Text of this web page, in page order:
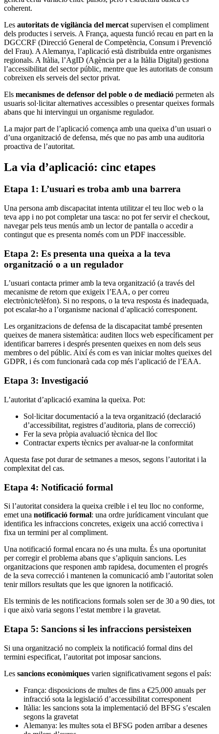
coherent.
Les autoritats de vigilància del mercatsupervisen el compliment
dels productes i serveis. A França, aquesta funció recau en part en la
DGCCRF (Direcció General de Competència, Consum i Prevenció
del Frau). A Alemanya, l’aplicació està distribuïda entre organismes
regionals. A Itàlia, l’AgID (Agència per a la Itàlia Digital) gestiona
l’accessibilitat del sector públic, mentre que les autoritats de consum
cobreixen els serveis del sector privat.
Els mecanismes de defensor del poble o de mediació permeten als
usuaris sol·licitar alternatives accessibles o presentar queixes formals
abans que hi intervingui un organisme regulador.
La major part de l’aplicació comença amb una queixa d’un usuari o
d’una organització de defensa, més que no pas amb una auditoria
proactiva de l’autoritat.
La via d’aplicació: cinc etapes
Etapa 1: L’usuari es troba amb una barrera
Una persona amb discapacitat intenta utilitzar el teu lloc web o la
teva app i no pot completar una tasca: no pot fer servir el checkout,
navegar pels teus menús amb un lector de pantalla o accedir a
contingut que es presenta només com un PDF inaccessible.
Etapa 2: Es presenta una queixa a la teva
organització o a un regulador
L’usuari contacta primer amb la teva organització (a través del
mecanisme de retorn que exigeix l’EAA, o per correu
electrònic/telèfon). Si no respons, o la teva resposta és inadequada,
pot escalar-ho a l’organisme nacional d’aplicació corresponent.
Les organitzacions de defensa de la discapacitat també presenten
queixes de manera sistemàtica: auditen llocs web específicament per
identificar barreres i després presenten queixes en nom dels seus
membres o del públic. Així és com es van iniciar moltes queixes del
GDPR, i és com funcionarà cada cop més l’aplicació de l’EAA.
Etapa 3: Investigació
L’autoritat d’aplicació examina la queixa. Pot:
Sol·licitar documentació a la teva organització (declaració
d’accessibilitat, registres d’auditoria, plans de correcció)
Fer la seva pròpia avaluació tècnica del lloc
Contractar experts tècnics per avaluar-ne la conformitat
Aquesta fase pot durar de setmanes a mesos, segons l’autoritat i la
complexitat del cas.
Etapa 4: Notificació formal
Si l’autoritat considera la queixa creïble i el teu lloc no conforme,
emet una notificació formal: una ordre jurídicament vinculant que
identifica les infraccions concretes, exigeix una acció correctiva i
fixa un termini per al compliment.
Una notificació formal encara no és una multa. És una oportunitat
per corregir el problema abans que s’apliquin sancions. Les
organitzacions que responen amb rapidesa, documenten el progrés
de la seva correcció i mantenen la comunicació amb l’autoritat solen
tenir millors resultats que les que ignoren la notificació.
Els terminis de les notificacions formals solen ser de 30 a 90 dies, tot
i que això varia segons l’estat membre i la gravetat.
Etapa 5: Sancions si les infraccions persisteixen
Si una organització no compleix la notificació formal dins del
termini especificat, l’autoritat pot imposar sancions.
Les sancions econòmiques varien significativament segons el país:
França: disposicions de multes de fins a €25,000 anuals per
infracció sota la legislació d’accessibilitat corresponent
Itàlia: les sancions sota la implementació del BFSG s’escalen
segons la gravetat
Alemanya: les multes sota el BFSG poden arribar a desenes